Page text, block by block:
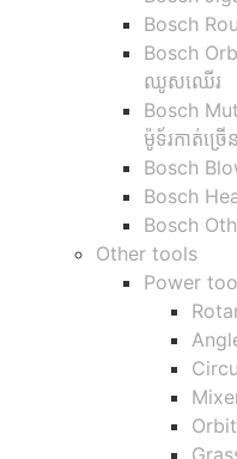
Bosch
Bosch
ឈូសឈើរ
Bosch
ម៉ូទ័រកាត់ច្រ
Bosch
Bosch
Bosch
Other tools
Power